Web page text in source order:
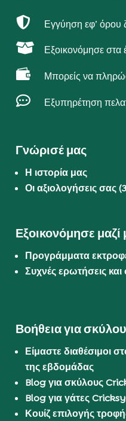
 Εγγύηση εφ’ όρου
 Εξοικονόμησε στα
 Μπορείς να
 Εξυπηρέτηση
Γνώρισέ μας
Η ιστορία μας
Οι αξιολογήσεις σας
Εξοικονόμησε μαζί
Προγράμματα
Συχνές ερωτήσεις
Βοήθεια για
Είμαστε διαθέσιμοι
της εβδομάδας
Blog για σκύλους
Blog για γάτες
Κουίζ επιλογής